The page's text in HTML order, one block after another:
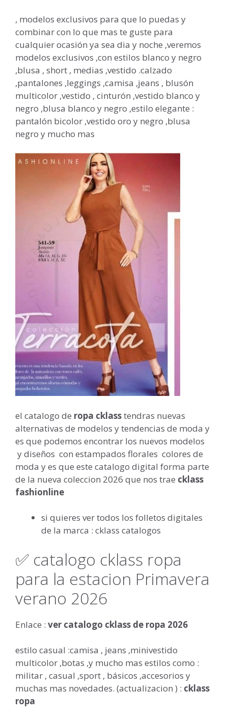
, modelos exclusivos para que lo puedas y
combinar con lo que mas te guste para
cualquier ocasión ya sea dia y noche ,veremos
modelos exclusivos ,con estilos blanco y negro
,blusa , short , medias ,vestido .calzado
,pantalones ,leggings ,camisa ,jeans , blusón
multicolor ,vestido , cinturón ,vestido blanco y
negro ,blusa blanco y negro ,estilo elegante :
pantalón bicolor ,vestido oro y negro ,blusa
negro y mucho mas
el catalogo de ropa cklasstendras nuevas
alternativas de modelos y tendencias de moda y
es que podemos encontrar los nuevos modelos
y diseños con estampados florales colores de
moda y es que este catalogo digital forma parte
de la nueva coleccion 2026 que nos trae cklass
fashionline
si quieres ver todos los folletos digitales
de la marca : cklass catalogos
✅ catalogo cklass ropa
para la estacion Primavera
verano 2026
Enlace : ver catalogo cklass de ropa 2026
estilo casual :camisa , jeans ,minivestido
multicolor ,botas ,y mucho mas estilos como :
militar , casual ,sport , básicos ,accesorios y
muchas mas novedades. (actualizacion ) : cklass
ropa